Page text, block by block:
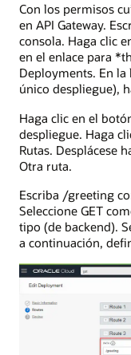
Con los permisos
en API Gateway.
consola. Haga clic
en el enlace para
Deployments. En
único despliegue),
Haga clic en el
despliegue. Haga
Rutas. Desplácese
Otra ruta.
Escriba /greeting
Seleccione GET
tipo (de backend).
a continuación,